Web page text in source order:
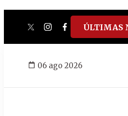
twitterinstagram
facebook
tiktok
ÚLTIMAS
06 ago 2026